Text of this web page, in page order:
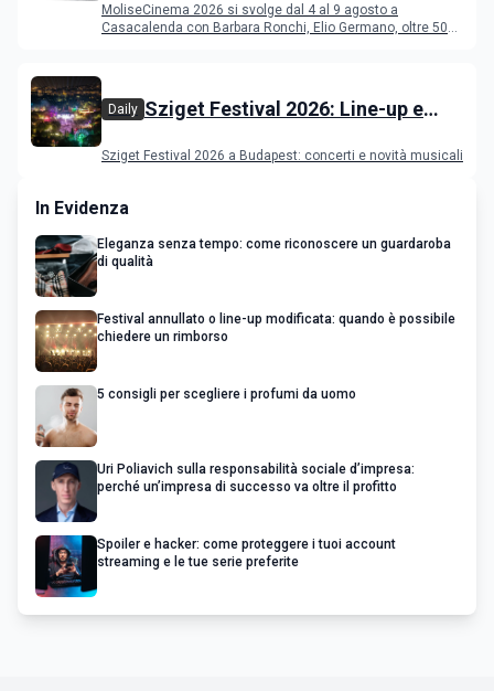
MoliseCinema 2026 si svolge dal 4 al 9 agosto a
Casacalenda con Barbara Ronchi, Elio Germano, oltre 50
Daily Sziget Festival 2026: Line-up e
Sziget Festival 2026 a Budapest: concerti e novità musicali
In Evidenza
Eleganza senza tempo: come riconoscere un guardaroba
di qualità
Festival annullato o line-up modificata: quando è possibile
chiedere un rimborso
5 consigli per scegliere i profumi da uomo
Uri Poliavich sulla responsabilità sociale d’impresa:
perché un’impresa di successo va oltre il profitto
Spoiler e hacker: come proteggere i tuoi account
streaming e le tue serie preferite